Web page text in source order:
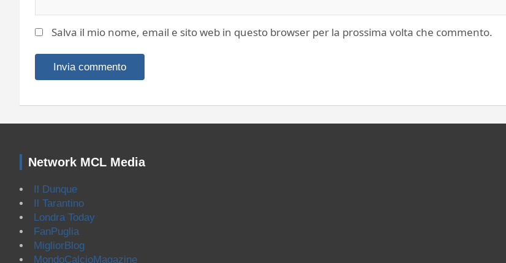
Salva il mio nome, email e sito web in questo browser per la prossima volta che commento.
Network MCL Media
Il Dunque
Il Tarantino
Londra Today
FanPuglia
MigliorBlog
MondoCalcioMagazine